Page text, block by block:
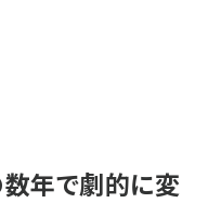
年で劇的に変